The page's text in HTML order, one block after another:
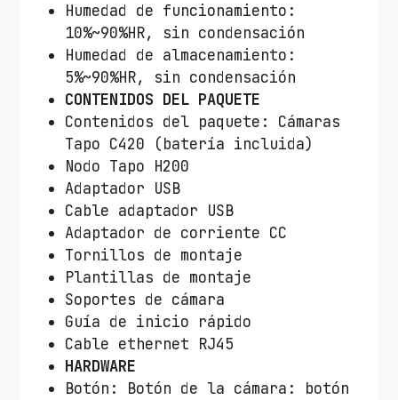
Humedad de funcionamiento:
10%~90%HR, sin condensación
Humedad de almacenamiento:
5%~90%HR, sin condensación
CONTENIDOS DEL PAQUETE
Contenidos del paquete: Cámaras
Tapo C420 (batería incluida)
Nodo Tapo H200
Adaptador USB
Cable adaptador USB
Adaptador de corriente CC
Tornillos de montaje
Plantillas de montaje
Soportes de cámara
Guía de inicio rápido
Cable ethernet RJ45
HARDWARE
Botón: Botón de la cámara: botón